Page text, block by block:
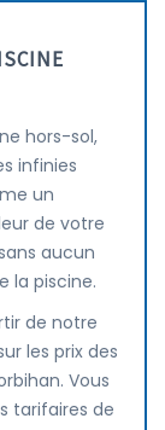
hors-sol,
infinies
un
de votre
aucun
la piscine.
de notre
les prix des
Vous
tarifaires de